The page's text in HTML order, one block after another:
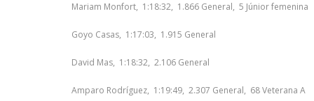
Mariam Monfort, 1:18:32, 1.866 General, 5 Júnior femenina
Goyo Casas, 1:17:03, 1.915 General
David Mas, 1:18:32, 2.106 General
Amparo Rodríguez, 1:19:49, 2.307 General, 68 Veterana A